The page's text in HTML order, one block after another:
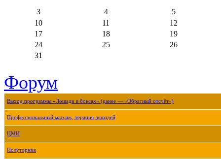
3 4
5
10
11
12
17
18
19
24
25
26
31
Форум
Выход программы «Лошади в боксах» (ранее — «Обратный отсчёт»)
Профессиональный массаж, терапия лошадей
ЦМИ
Полуторник